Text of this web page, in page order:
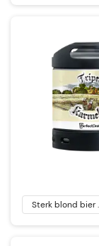
Sterk blond bier
Tripel